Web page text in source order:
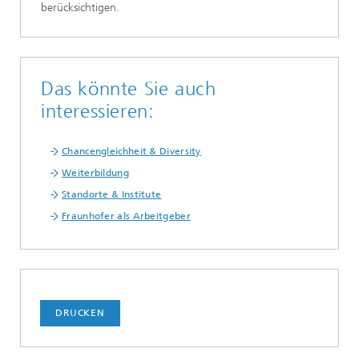
berücksichtigen.
Das könnte Sie auch
interessieren:
Chancengleichheit & Diversity
Weiterbildung
Standorte & Institute
Fraunhofer als Arbeitgeber
DRUCKEN